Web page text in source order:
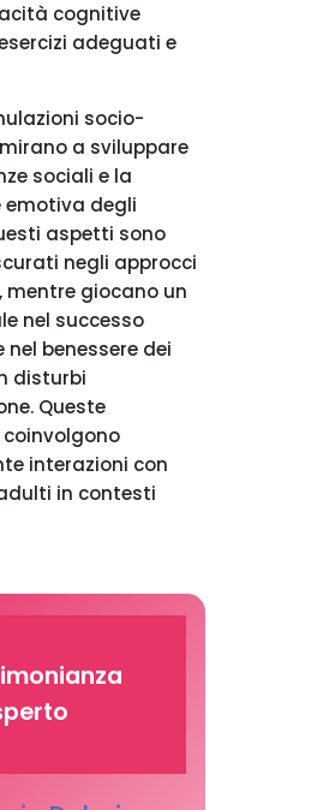
cognitive
adeguati e
socio-
a sviluppare
sociali e la
emotiva degli
aspetti sono
negli approcci
mentre giocano un
nel successo
benessere dei
disturbi
Queste
interazioni con
in contesti